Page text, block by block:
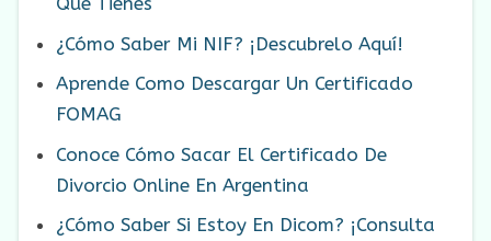
¿Cómo Saber Mi NIF? ¡Descubrelo Aquí!
Aprende Como Descargar Un Certificado
FOMAG
Conoce Cómo Sacar El Certificado De
Divorcio Online En Argentina
¿Cómo Saber Si Estoy En Dicom? ¡Consulta